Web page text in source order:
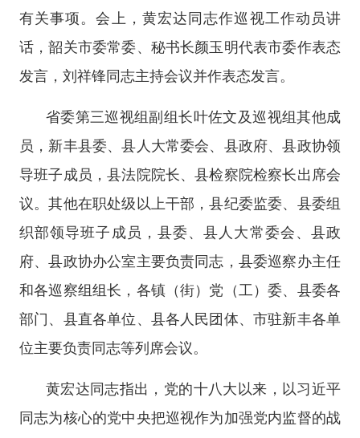
有关事项。会上，黄宏达同志作巡视工作动员讲
话，韶关市委常委、秘书长颜玉明代表市委作表态
发言，刘祥锋同志主持会议并作表态发言。
省委第三巡视组副组长叶佐文及巡视组其他成
员，新丰县委、县人大常委会、县政府、县政协领
导班子成员，县法院院长、县检察院检察长出席会
议。其他在职处级以上干部，县纪委监委、县委组
织部领导班子成员，县委、县人大常委会、县政
府、县政协办公室主要负责同志，县委巡察办主任
和各巡察组组长，各镇（街）党（工）委、县委各
部门、县直各单位、县各人民团体、市驻新丰各单
位主要负责同志等列席会议。
黄宏达同志指出，党的十八大以来，以习近平
同志为核心的党中央把巡视作为加强党内监督的战